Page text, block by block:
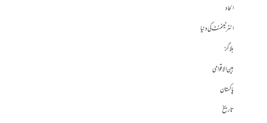
الحاد
انٹرٹینمنٹ کی دنیا
بلاگز
بین الاقوامی
پاکستان
تاریخ